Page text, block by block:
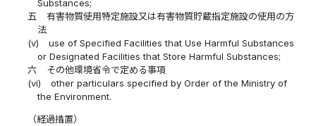
Substances;
五
有害物質使用特定施設又は有害物質貯蔵指定施設の使用の方
法
(v)
use of Specified Facilities that Use Harmful Substances
or Designated Facilities that Store Harmful Substances;
六
その他環境省令で定める事項
(vi)
other particulars specified by Order of the Ministry of
the Environment.
（経過措置）